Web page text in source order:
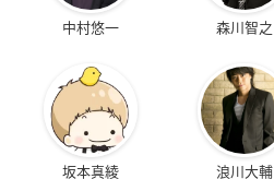
中村悠一 森川智之
坂本真綾 浪川大輔